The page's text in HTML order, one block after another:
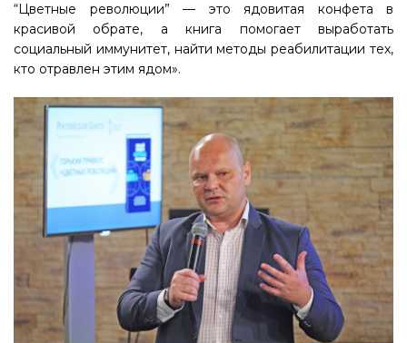
“Цветные революции” — это ядовитая конфета в
красивой обрате, а книга помогает выработать
социальный иммунитет, найти методы реабилитации тех,
кто отравлен этим ядом».